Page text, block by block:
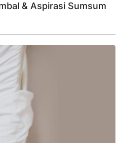
& Aspirasi Sumsum